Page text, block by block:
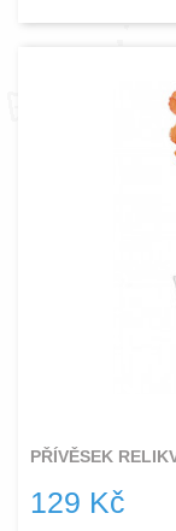
PŘÍVĚSEK
129 Kč